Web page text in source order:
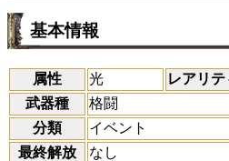
基本情報
属性 光 レアリテ
武器種
格闘
分類
イベント
最終解放
なし